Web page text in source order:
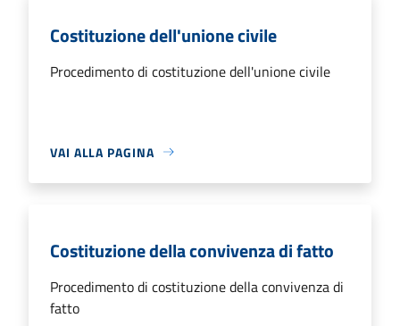
Costituzione dell'unione civile
Procedimento di costituzione dell'unione civile
VAI ALLA PAGINA
Costituzione della convivenza di fatto
Procedimento di costituzione della convivenza di
fatto